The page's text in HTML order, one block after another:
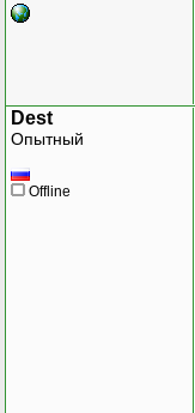
Dest
Опытный
Offline